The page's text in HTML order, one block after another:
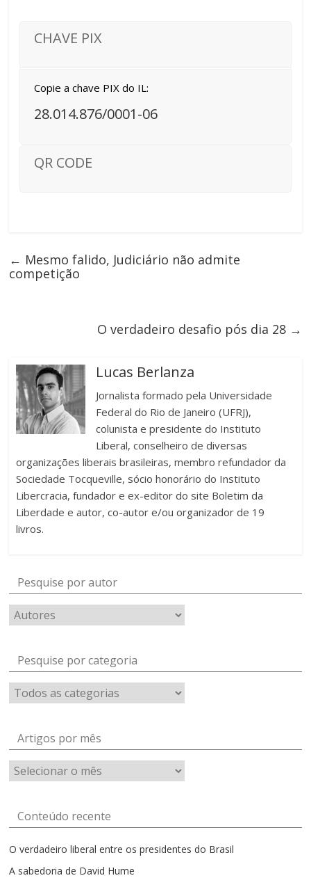
CHAVE PIX
Copie a chave PIX do IL:
28.014.876/0001-06
QR CODE
← Mesmo falido, Judiciário não admite
competição
O verdadeiro desafio pós dia 28 →
Lucas Berlanza
Jornalista formado pela Universidade
Federal do Rio de Janeiro (UFRJ),
colunista e presidente do Instituto
Liberal, conselheiro de diversas
organizações liberais brasileiras, membro refundador da
Sociedade Tocqueville, sócio honorário do Instituto
Libercracia, fundador e ex-editor do site Boletim da
Liberdade e autor, co-autor e/ou organizador de 19
livros.
Pesquise por autor
Pesquise por categoria
Artigos por mês
Artigos
por
Conteúdo recente
O verdadeiro liberal entre os presidentes do Brasil
A sabedoria de David Hume